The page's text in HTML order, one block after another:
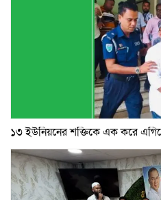
১৩ ইউনিয়নের শক্তিকে এক করে